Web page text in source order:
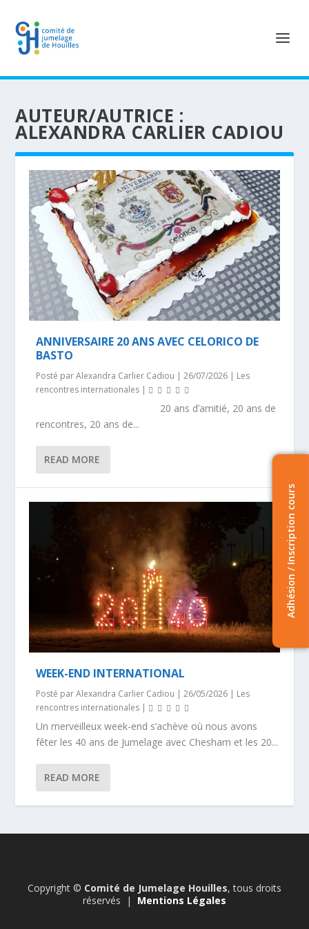
AUTEUR/AUTRICE :
ALEXANDRA CARLIER CADIOU
ANNIVERSAIRE 20 ANS AVEC CELORICO DE
BASTO
Posté parAlexandra Carlier Cadiou |26/07/2026 | Les
rencontres internationales |
20 ans d’amitié, 20 ans de
rencontres, 20 ans de...
READ MORE
WEEK-END INTERNATIONAL
Posté parAlexandra Carlier Cadiou |26/05/2026 | Les
rencontres internationales |
Un merveilleux week-end s’achève où nous avons
fêter les 40 ans de Jumelage avec Chesham et les 20...
READ MORE
Copyright © Comité de Jumelage Houilles, tous droits
réservés | Mentions Légales
Adhésion / Inscription cours